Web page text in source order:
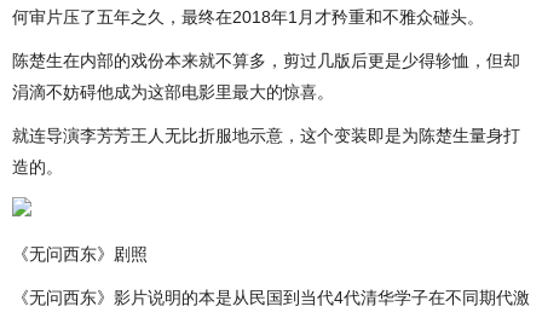
何审片压了五年之久，最终在2018年1月才矜重和不雅众碰头。
陈楚生在内部的戏份本来就不算多，剪过几版后更是少得轸恤，但却
涓滴不妨碍他成为这部电影里最大的惊喜。
就连导演李芳芳王人无比折服地示意，这个变装即是为陈楚生量身打
造的。
《无问西东》剧照
《无问西东》影片说明的本是从民国到当代4代清华学子在不同期代激